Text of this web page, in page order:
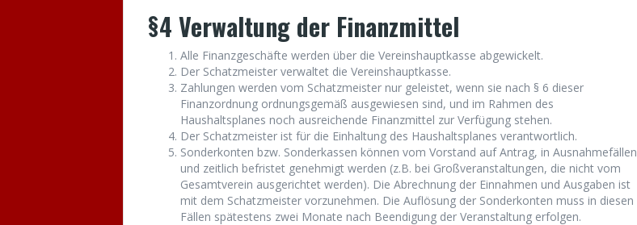
§4 Verwaltung der Finanzmittel
Alle Finanzgeschäfte werden über die Vereinshauptkasse abgewickelt.
Der Schatzmeister verwaltet die Vereinshauptkasse.
Zahlungen werden vom Schatzmeister nur geleistet, wenn sie nach § 6 dieser
Finanzordnung ordnungsgemäß ausgewiesen sind, und im Rahmen des
Haushaltsplanes noch ausreichende Finanzmittel zur Verfügung stehen.
Der Schatzmeister ist für die Einhaltung des Haushaltsplanes verantwortlich.
Sonderkonten bzw. Sonderkassen können vom Vorstand auf Antrag, in Ausnahmefällen
und zeitlich befristet genehmigt werden (z.B. bei Großveranstaltungen, die nicht vom
Gesamtverein ausgerichtet werden). Die Abrechnung der Einnahmen und Ausgaben ist
mit dem Schatzmeister vorzunehmen. Die Auflösung der Sonderkonten muss in diesen
Fällen spätestens zwei Monate nach Beendigung der Veranstaltung erfolgen.